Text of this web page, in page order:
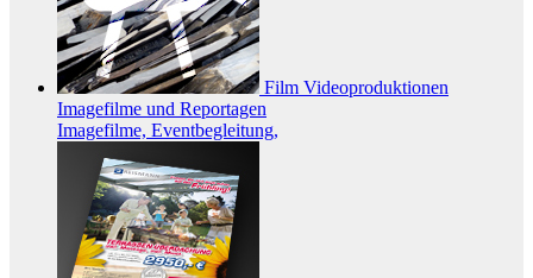
Film Videoproduktionen
Imagefilme und Reportagen
Imagefilme, Eventbegleitung,